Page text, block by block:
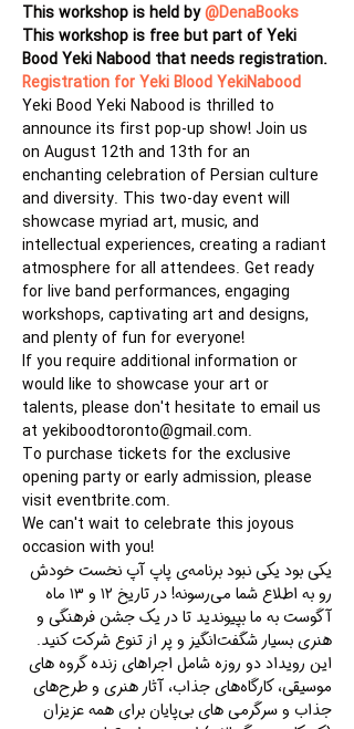
This workshop is held by @DenaBooks
This workshop is free but part of Yeki
Bood Yeki Nabood that needs registration.
Registration for Yeki Blood YekiNabood
Yeki Bood Yeki Nabood is thrilled to
announce its first pop-up show! Join us
on August 12th and 13th for an
enchanting celebration of Persian culture
and diversity. This two-day event will
showcase myriad art, music, and
intellectual experiences, creating a radiant
atmosphere for all attendees. Get ready
for live band performances, engaging
workshops, captivating art and designs,
and plenty of fun for everyone!
If you require additional information or
would like to showcase your art or
talents, please don't hesitate to email us
at yekiboodtoronto@gmail.com.
To purchase tickets for the exclusive
opening party or early admission, please
visit eventbrite.com.
We can't wait to celebrate this joyous
occasion with you!
یکی بود یکی نبود برنامه‌ی پاپ آپ نخست خودش
رو به اطلاع شما می‌رسونه! در تاریخ ۱۲ و ۱۳ ماه
آگوست به ما بپیوندید تا در یک جشن فرهنگی و
هنری بسیار شگفت‌انگیز و پر از تنوع شرکت کنید.
این رویداد دو روزه شامل اجراهای زنده گروه های
موسیقی، کارگاه‌های جذاب، آثار هنری و طرح‌های
جذاب و سرگرمی ‌های بی‌پایان برای همه عزيزان